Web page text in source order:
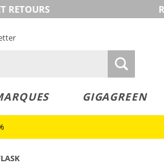
RETOURS
GIGAGREEN